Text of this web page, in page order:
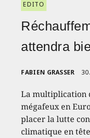
EDITO
attendra
FABIEN GRASSER
La multiplication
mégafeux en
placer la lutte
climatique en